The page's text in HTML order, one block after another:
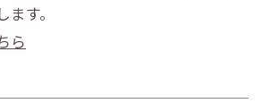
す。
ら